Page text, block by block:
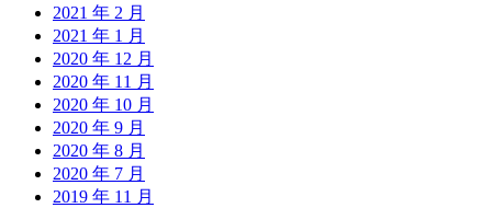
2021 年 2 月
2021 年 1 月
2020 年 12 月
2020 年 11 月
2020 年 10 月
2020 年 9 月
2020 年 8 月
2020 年 7 月
2019 年 11 月